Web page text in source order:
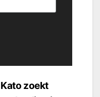
Kato zoekt